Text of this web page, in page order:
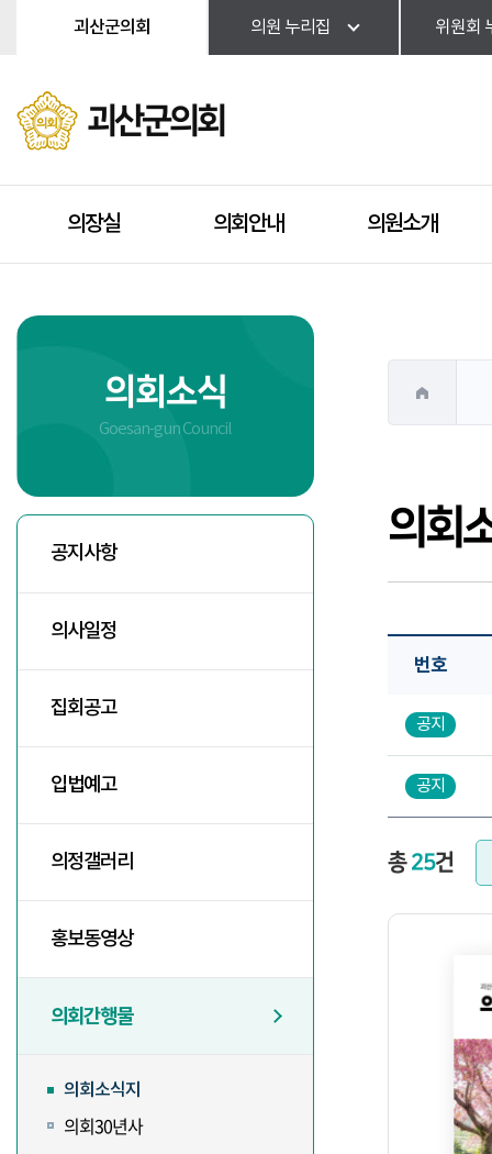
괴산군의회
의원 누리집 위원회
괴산군의회
의장실 의회안내 의원소개
의회소식
Goesan-gun Council
공지사항
의사일정
집회공고
입법예고
의정갤러리
홍보동영상
의회간행물
의회소식지
의회30년사
의회
번호
공지
공지
총25건